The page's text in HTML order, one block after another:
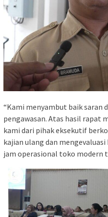
“Kami menyambut baik saran
pengawasan. Atas hasil rapat
kami dari pihak eksekutif
kajian ulang dan
jam operasional toko modern